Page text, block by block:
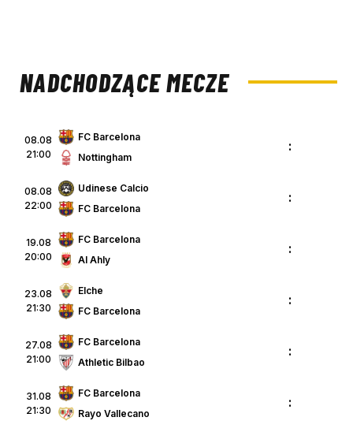
NADCHODZĄCE MECZE
08.08
21:00
FC Barcelona
Nottingham
:
08.08
22:00
Udinese Calcio
FC Barcelona
:
19.08
20:00
FC Barcelona
Al Ahly
:
23.08
21:30
Elche
FC Barcelona
:
27.08
21:00
FC Barcelona
Athletic Bilbao
:
31.08
21:30
FC Barcelona
Rayo Vallecano
: